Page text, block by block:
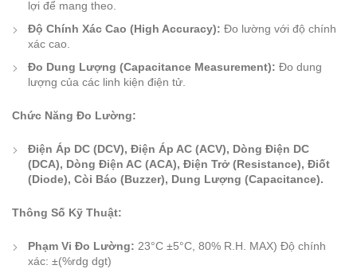
lợi để mang theo.
Độ Chính Xác Cao (High Accuracy): Đo lường với độ chính
xác cao.
Đo Dung Lượng (Capacitance Measurement): Đo dung
lượng của các linh kiện điện tử.
Chức Năng Đo Lường:
Điện Áp DC (DCV), Điện Áp AC (ACV), Dòng Điện DC
(DCA), Dòng Điện AC (ACA), Điện Trở (Resistance), Điốt
(Diode), Còi Báo (Buzzer), Dung Lượng (Capacitance).
Thông Số Kỹ Thuật:
Phạm Vi Đo Lường: 23°C ±5°C, 80% R.H. MAX) Độ chính
xác: ±(%rdg dgt)